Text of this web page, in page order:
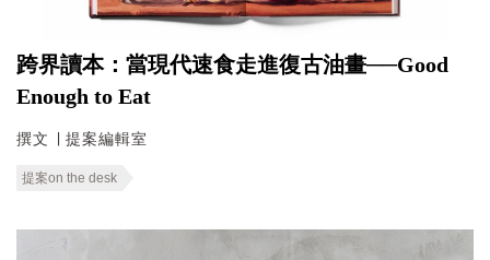
跨界讀本：當現代速食走進復古油畫──Good
Enough to Eat
撰文 ∣ 提案編輯室
提案on the desk